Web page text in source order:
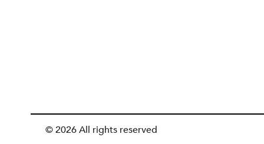
© 2026 All rights reserved